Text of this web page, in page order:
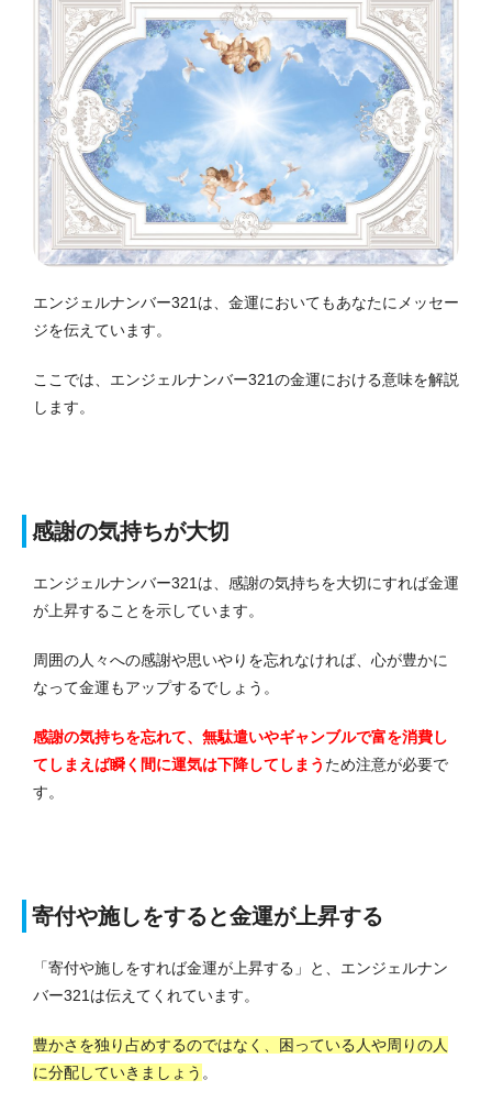
エンジェルナンバー321は、金運においてもあなたにメッセー
ジを伝えています。
ここでは、エンジェルナンバー321の金運における意味を解説
します。
感謝の気持ちが大切
エンジェルナンバー321は、感謝の気持ちを大切にすれば金運
が上昇することを示しています。
周囲の人々への感謝や思いやりを忘れなければ、心が豊かに
なって金運もアップするでしょう。
感謝の気持ちを忘れて、無駄遣いやギャンブルで富を消費し
てしまえば瞬く間に運気は下降してしまう ため注意が必要で
す。
寄付や施しをすると金運が上昇する
「寄付や施しをすれば金運が上昇する」と、エンジェルナン
バー321は伝えてくれています。
豊かさを独り占めするのではなく、困っている人や周りの人
に分配していきましょう 。